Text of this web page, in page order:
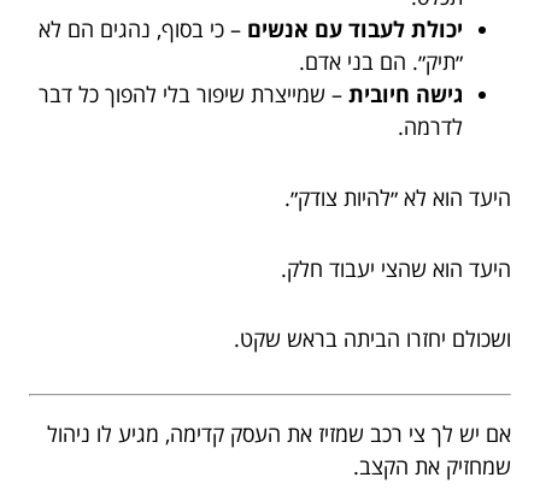
יכולת לעבוד עם אנשים – כי בסוף, נהגים הם לא
״תיק״. הם בני אדם.
גישה חיובית – שמייצרת שיפור בלי להפוך כל דבר
לדרמה.
היעד הוא לא ״להיות צודק״.
היעד הוא שהצי יעבוד חלק.
ושכולם יחזרו הביתה בראש שקט.
אם יש לך צי רכב שמזיז את העסק קדימה, מגיע לו ניהול
שמחזיק את הקצב.